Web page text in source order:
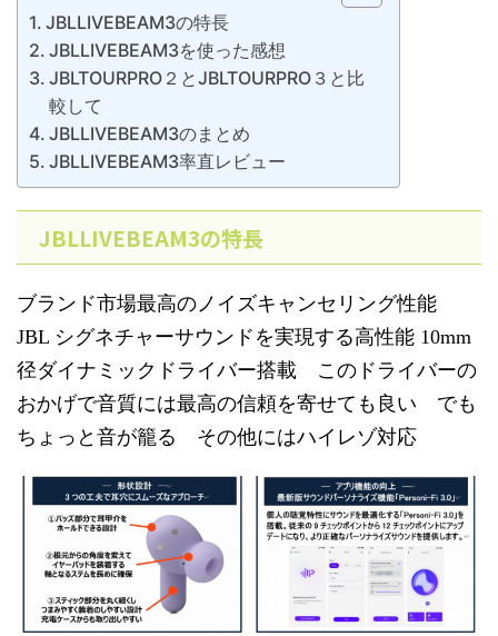
JBLLIVEBEAM3の特長
JBLLIVEBEAM3を使った感想
JBLTOURPRO２とJBLTOURPRO３と比
較して
JBLLIVEBEAM3のまとめ
JBLLIVEBEAM3率直レビュー
JBLLIVEBEAM3の特長
ブランド市場最高のノイズキャンセリング性能
JBL シグネチャーサウンドを実現する高性能 10mm
径ダイナミックドライバー搭載 このドライバーの
おかげで音質には最高の信頼を寄せても良い でも
ちょっと音が籠る その他にはハイレゾ対応